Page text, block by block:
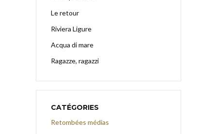
Le retour
Riviera Ligure
Acqua di mare
Ragazze, ragazzi
CATÉGORIES
Retombées médias